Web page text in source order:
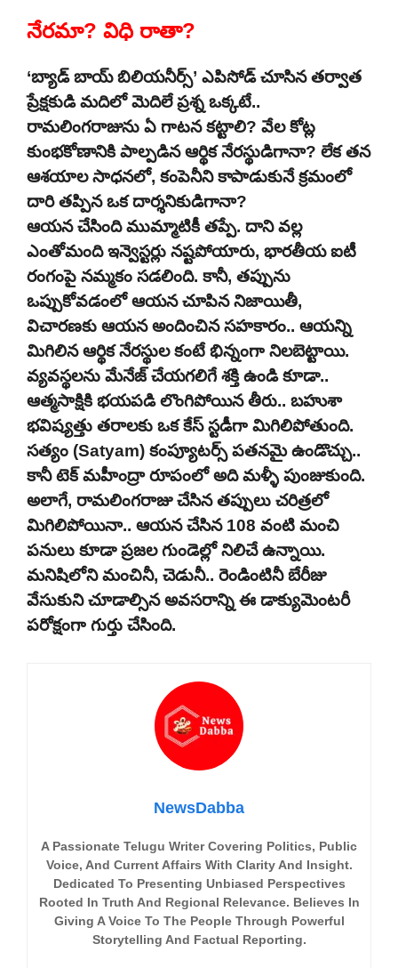
నేరమా? విధి రాతా?
‘బ్యాడ్ బాయ్ బిలియనీర్స్’ ఎపిసోడ్ చూసిన తర్వాత
ప్రేక్షకుడి మదిలో మెదిలే ప్రశ్న ఒక్కటే..
రామలింగరాజును ఏ గాటన కట్టాలి? వేల కోట్ల
కుంభకోణానికి పాల్పడిన ఆర్థిక నేరస్థుడిగానా? లేక తన
ఆశయాల సాధనలో, కంపెనీని కాపాడుకునే క్రమంలో
దారి తప్పిన ఒక దార్శనికుడిగానా?
ఆయన చేసింది ముమ్మాటికీ తప్పే. దాని వల్ల
ఎంతోమంది ఇన్వెస్టర్లు నష్టపోయారు, భారతీయ ఐటీ
రంగంపై నమ్మకం సడలింది. కానీ, తప్పును
ఒప్పుకోవడంలో ఆయన చూపిన నిజాయితీ,
విచారణకు ఆయన అందించిన సహకారం.. ఆయన్ని
మిగిలిన ఆర్థిక నేరస్థుల కంటే భిన్నంగా నిలబెట్టాయి.
వ్యవస్థలను మేనేజ్ చేయగలిగే శక్తి ఉండి కూడా..
ఆత్మసాక్షికి భయపడి లొంగిపోయిన తీరు.. బహుశా
భవిష్యత్తు తరాలకు ఒక కేస్ స్టడీగా మిగిలిపోతుంది.
సత్యం (Satyam) కంప్యూటర్స్ పతనమై ఉండొచ్చు..
కానీ టెక్ మహీంద్రా రూపంలో అది మళ్ళీ పుంజుకుంది.
అలాగే, రామలింగరాజు చేసిన తప్పులు చరిత్రలో
మిగిలిపోయినా.. ఆయన చేసిన 108 వంటి మంచి
పనులు కూడా ప్రజల గుండెల్లో నిలిచే ఉన్నాయి.
మనిషిలోని మంచినీ, చెడునీ.. రెండింటినీ బేరీజు
వేసుకుని చూడాల్సిన అవసరాన్ని ఈ డాక్యుమెంటరీ
పరోక్షంగా గుర్తు చేసింది.
NewsDabba
A Passionate Telugu Writer Covering Politics, Public
Voice, And Current Affairs With Clarity And Insight.
Dedicated To Presenting Unbiased Perspectives
Rooted In Truth And Regional Relevance. Believes In
Giving A Voice To The People Through Powerful
Storytelling And Factual Reporting.